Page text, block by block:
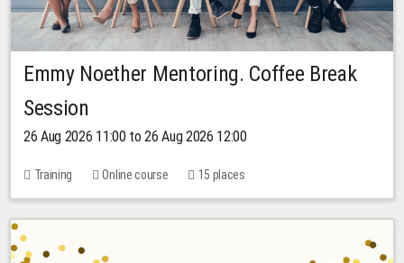
Emmy Noether Mentoring. Coffee Break
Session
26 Aug 2026 11:00 to 26 Aug 2026 12:00
Training Online course 15 places